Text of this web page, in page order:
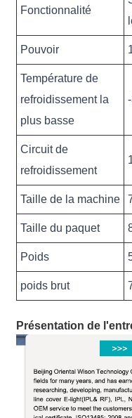
Fonctionnalité
Pouvoir
Température de
refroidissement la
plus basse
Circuit de
refroidissement
Taille de la machine
Taille du paquet
Poids
poids brut
Présentation de